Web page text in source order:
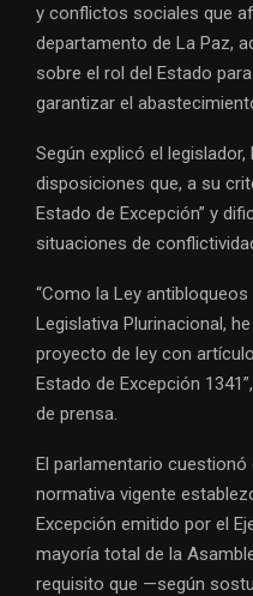
y conflictos sociales que
departamento de La Paz,
sobre el rol del Estado
garantizar el
Según explicó el
disposiciones que, a su
Estado de Excepción” y
situaciones de
“Como la Ley
Legislativa Plurinacional,
proyecto de ley con
Estado de Excepción
de prensa.
El parlamentario cuestionó
normativa vigente
Excepción emitido por el
mayoría total de la
requisito que —según